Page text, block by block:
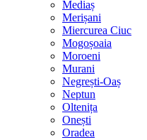
Mediaș
Merișani
Miercurea Ciuc
Mogoșoaia
Moroeni
Murani
Negrești-Oaș
Neptun
Oltenița
Onești
Oradea